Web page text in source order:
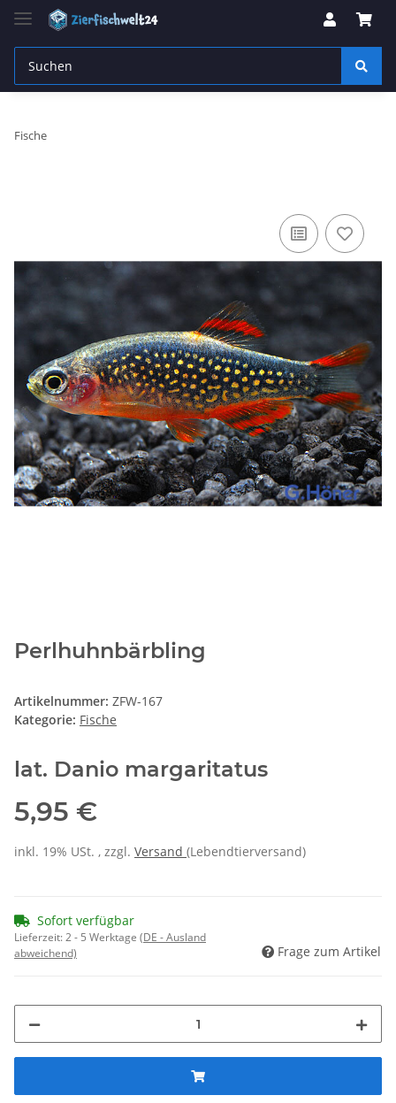
Fische
Perlhuhnbärbling
Artikelnummer: ZFW-167
Kategorie: Fische
lat. Danio margaritatus
5,95 €
inkl. 19% USt. , zzgl. Versand (Lebendtierversand)
Sofort verfügbar
Lieferzeit:2 - 5 Werktage (DE - Ausland
abweichend)
Frage zum Artikel